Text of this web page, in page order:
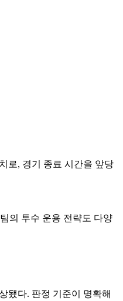
로, 경기 종료 시간을 앞당
의 투수 운용 전략도 다양
됐다. 판정 기준이 명확해